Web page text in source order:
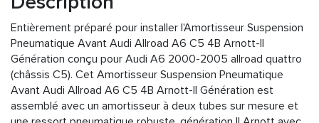
Entièrement préparé pour installer l'Amortisseur Suspension
Pneumatique Avant Audi Allroad A6 C5 4B Arnott-II
Génération conçu pour Audi A6 2000-2005 allroad quattro
(châssis C5). Cet Amortisseur Suspension Pneumatique
Avant Audi Allroad A6 C5 4B Arnott-II Génération est
assemblé avec un amortisseur à deux tubes sur mesure et